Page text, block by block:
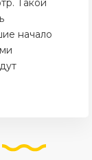
Такой
начало